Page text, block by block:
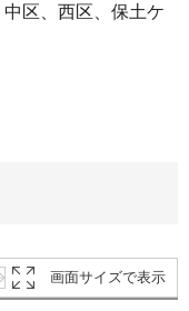
区、西区、保土ケ
画面サイズで表示